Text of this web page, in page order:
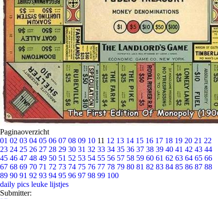
Paginaoverzicht
01 02 03 04 05 06 07 08 09 10 11 12 13 14 15 16 17 18 19 20 21 22
23 24 25 26 27 28 29 30 31 32 33 34 35 36 37 38 39 40 41 42 43 44
45 46 47 48 49 50 51 52 53 54 55 56 57 58 59 60 61 62 63 64 65 66
67 68 69 70 71 72 73 74 75 76 77 78 79 80 81 82 83 84 85 86 87 88
89 90 91 92 93 94 95 96 97 98 99 100
daily pics leuke lijstjes
Submitter: